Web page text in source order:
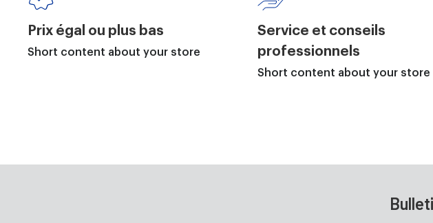
Prix égal ou plus bas
Short content about your store
Service et conseils
professionnels
Short content about your store